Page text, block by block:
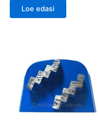
Loe edasi